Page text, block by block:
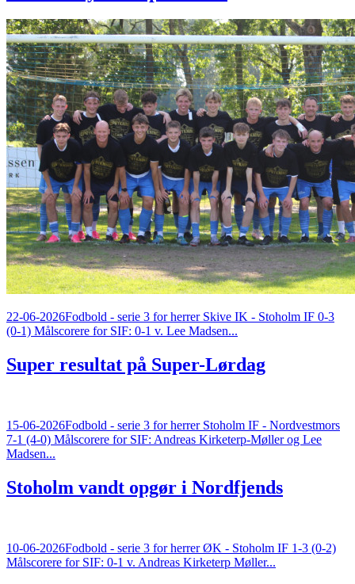
22-06-2026Fodbold - serie 3 for herrer Skive IK - Stoholm IF 0-3
(0-1) Målscorere for SIF: 0-1 v. Lee Madsen...
Super resultat på Super-Lørdag
15-06-2026Fodbold - serie 3 for herrer Stoholm IF - Nordvestmors
7-1 (4-0) Målscorere for SIF: Andreas Kirketerp-Møller og Lee
Madsen...
Stoholm vandt opgør i Nordfjends
10-06-2026Fodbold - serie 3 for herrer ØK - Stoholm IF 1-3 (0-2)
Målscorere for SIF: 0-1 v. Andreas Kirketerp Møller...